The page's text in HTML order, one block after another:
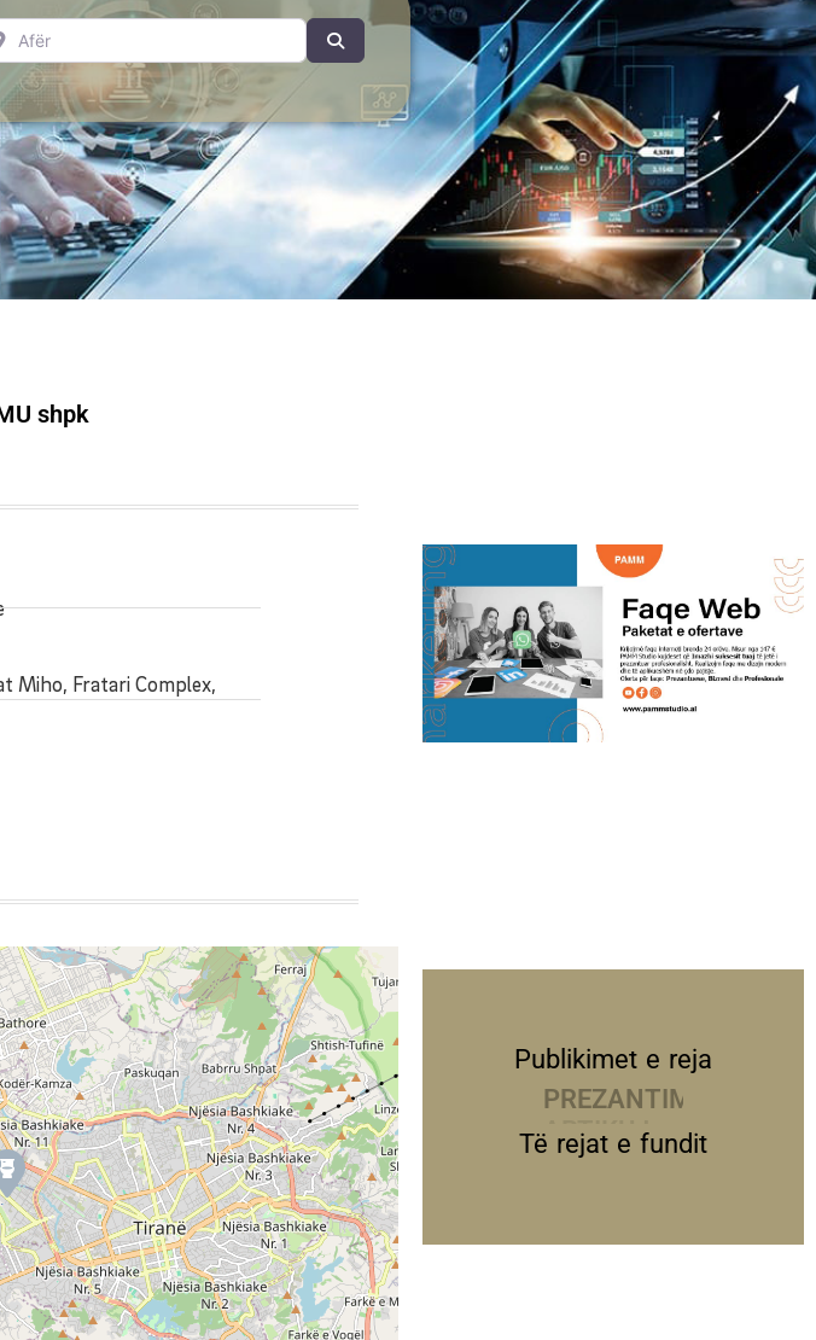
shpk
Miho, Fratari Complex,
Publikimet e reja
PREZANTIME
Të rejat e fundit